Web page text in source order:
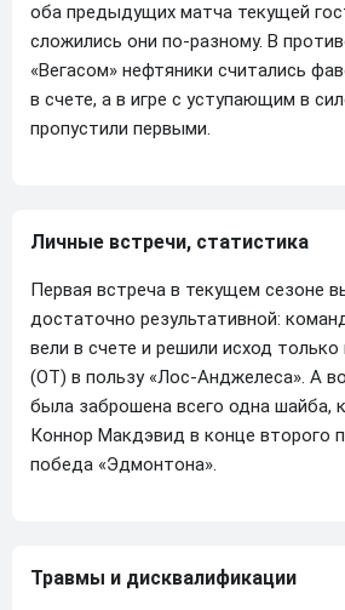
оба предыдущих матча текущей
сложились они по-разному. В
«Вегасом» нефтяники считались
в счете, а в игре с уступающим в
пропустили первыми.
Личные встречи, статистика
Первая встреча в текущем сезоне
достаточно результативной:
вели в счете и решили исход только
(ОТ) в пользу «Лос-Анджелеса». А
была заброшена всего одна шайба,
Коннор Макдэвид в конце второго
победа «Эдмонтона».
Травмы и дисквалификации